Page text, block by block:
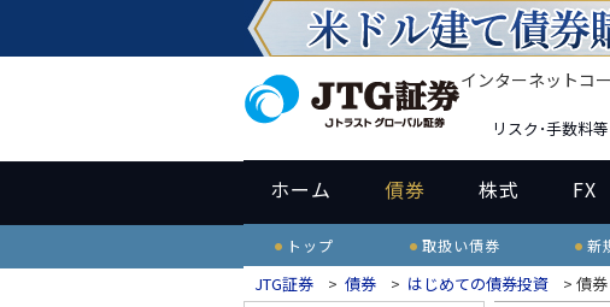
インターネットコ
リスク･手数料等
ホーム 債券 株式 FX
トップ 取扱い債券 新
JTG証券 > 債券 > はじめての債券投資 > 債